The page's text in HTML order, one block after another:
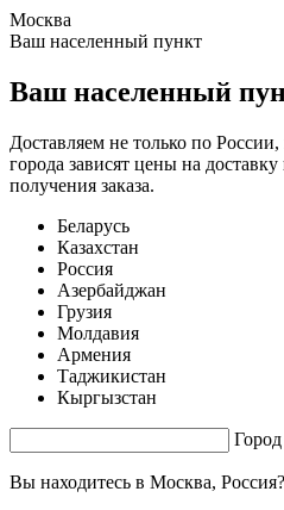
Москва
Ваш населенный пункт
Ваш населенный
Доставляем не только по
города зависят цены на
получения заказа.
Беларусь
Казахстан
Россия
Азербайджан
Грузия
Молдавия
Армения
Таджикистан
Кыргызстан
Город
Вы находитесь в Москва, Россия?